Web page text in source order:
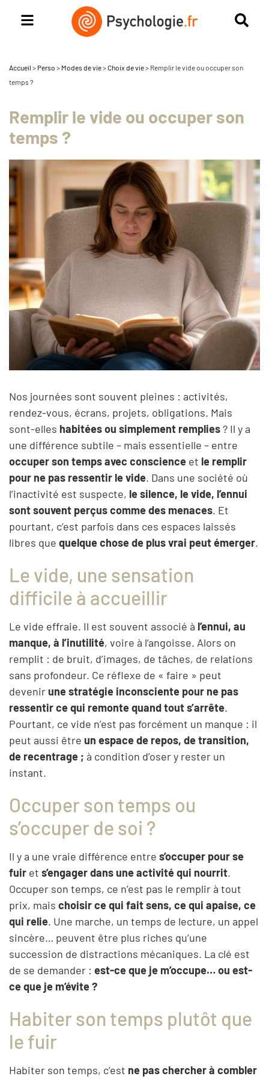
Accueil > Perso > Modes de vie>Choix de vie> Remplir le vide ou occuper son
temps ?
Remplir le vide ou occuper son
temps ?
Nos journées sont souvent pleines : activités,
rendez-vous, écrans, projets, obligations. Mais
sont-elles habitées ou simplement remplies? Il y a
une différence subtile – mais essentielle – entre
occuper son temps avec conscience et le remplir
pour ne pas ressentir le vide. Dans une société où
l’inactivité est suspecte, le silence, le vide, l’ennui
sont souvent perçus comme des menaces. Et
pourtant, c’est parfois dans ces espaces laissés
libres que quelque chose de plus vrai peut émerger.
Le vide, une sensation
difficile à accueillir
Le vide effraie. Il est souvent associé à l’ennui, au
manque, à l’inutilité, voire à l’angoisse. Alors on
remplit : de bruit, d’images, de tâches, de relations
sans profondeur. Ce réflexe de « faire » peut
devenirune stratégie inconsciente pour ne pas
ressentir ce qui remonte quand tout s’arrête.
Pourtant, ce vide n’est pas forcément un manque : il
peut aussi être un espace de repos, de transition,
de recentrage ; à condition d’oser y rester un
instant.
Occuper son temps ou
s’occuper de soi ?
Il y a une vraie différence entre s’occuper pour se
fuir et s’engager dans une activité qui nourrit.
Occuper son temps, ce n’est pas le remplir à tout
prix, mais choisir ce qui fait sens, ce qui apaise, ce
qui relie. Une marche, un temps de lecture, un appel
sincère… peuvent être plus riches qu’une
succession de distractions mécaniques. La clé est
de se demander : est-ce que je m’occupe… ou est-
ce que je m’évite ?
Habiter son temps plutôt que
le fuir
Habiter son temps, c’est ne pas chercher à combler